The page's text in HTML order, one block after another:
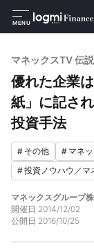
MENU
マネックスTV 伝
優れた企業
紙」に記さ
投資手法
# その他 # マネ
#投資ノウハウ／マ
マネックスグループ
開催日 2014/12/02
公開日 2016/10/25